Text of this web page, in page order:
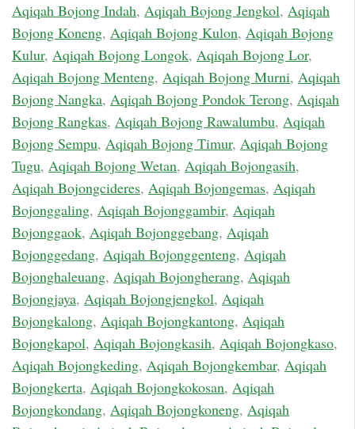
Aqiqah Bojong Indah, Aqiqah Bojong Jengkol, Aqiqah
Bojong Koneng, Aqiqah Bojong Kulon, Aqiqah Bojong
Kulur, Aqiqah Bojong Longok, Aqiqah Bojong Lor,
Aqiqah Bojong Menteng, Aqiqah Bojong Murni, Aqiqah
Bojong Nangka, Aqiqah Bojong Pondok Terong, Aqiqah
Bojong Rangkas, Aqiqah Bojong Rawalumbu, Aqiqah
Bojong Sempu, Aqiqah Bojong Timur, Aqiqah Bojong
Tugu, Aqiqah Bojong Wetan, Aqiqah Bojongasih,
Aqiqah Bojongcideres, Aqiqah Bojongemas, Aqiqah
Bojonggaling, Aqiqah Bojonggambir, Aqiqah
Bojonggaok, Aqiqah Bojonggebang, Aqiqah
Bojonggedang, Aqiqah Bojonggenteng, Aqiqah
Bojonghaleuang, Aqiqah Bojongherang, Aqiqah
Bojongjaya, Aqiqah Bojongjengkol, Aqiqah
Bojongkalong, Aqiqah Bojongkantong, Aqiqah
Bojongkapol, Aqiqah Bojongkasih, Aqiqah Bojongkaso,
Aqiqah Bojongkeding, Aqiqah Bojongkembar, Aqiqah
Bojongkerta, Aqiqah Bojongkokosan, Aqiqah
Bojongkondang, Aqiqah Bojongkoneng, Aqiqah